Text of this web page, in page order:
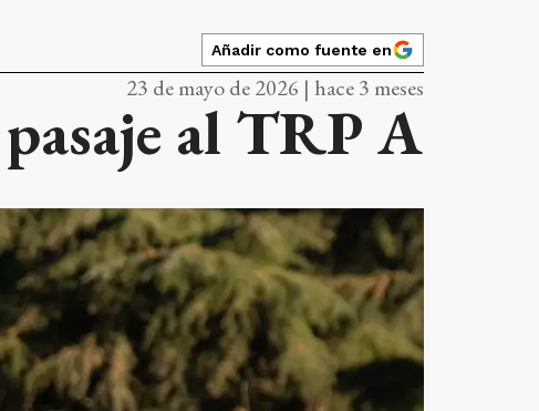
Añadir como fuente en
23 de mayo de 2026 | hace 3 meses
al TRP A